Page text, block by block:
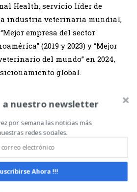
Health, servicio líder de
industria veterinaria mundial,
empresa del sector
(2019 y 2023) y “Mejor
del mundo” en 2024,
global.
a nuestro newsletter
por semana las noticias más
redes sociales.
Ahora !!!